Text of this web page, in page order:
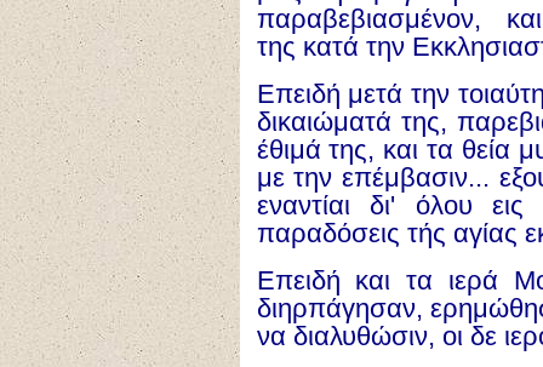
παραβεβιασμένον,
της κατά την
Επειδή μετά την
δικαιώματά της,
έθιμά της, και τα θεία
με την επέμβασιν...
εναντίαι δι' όλου
παραδόσεις τής αγίας
Επειδή και τα ιερά
διηρπάγησαν,
να διαλυθώσιν, οι δε